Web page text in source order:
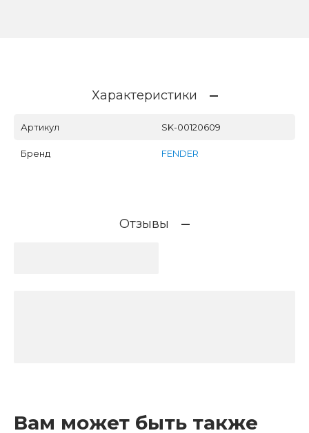
Характеристики
Артикул SK-00120609
Бренд FENDER
Отзывы
Вам может быть также